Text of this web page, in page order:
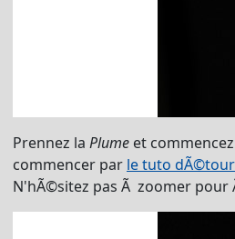
Prennez la Plume et
commencer par le tuto
N'hÃ©sitez pas Ã zoomer pour